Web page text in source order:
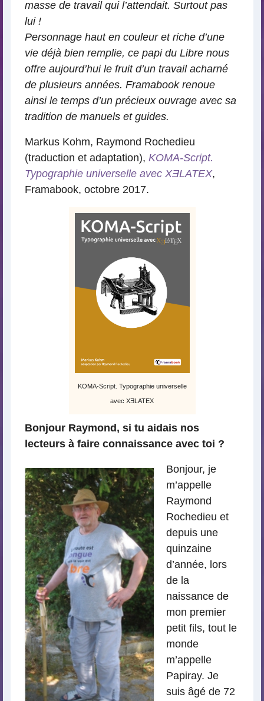
masse de travail qui l’attendait. Surtout pas
lui !
Personnage haut en couleur et riche d’une
vie déjà bien remplie, ce papi du Libre nous
offre aujourd’hui le fruit d’un travail acharné
de plusieurs années. Framabook renoue
ainsi le temps d’un précieux ouvrage avec sa
tradition de manuels et guides.
Markus Kohm, Raymond Rochedieu
(traduction et adaptation), KOMA-Script.
Typographie universelle avec XƎLATEX,
Framabook, octobre 2017.
KOMA-Script. Typographie universelle
avec XƎLATEX
Bonjour Raymond, si tu aidais nos
lecteurs à faire connaissance avec toi ?
Bonjour, je
m’appelle
Raymond
Rochedieu et
depuis une
quinzaine
d’année, lors
de la
naissance de
mon premier
petit fils, tout le
monde
m’appelle
Papiray. Je
suis âgé de 72